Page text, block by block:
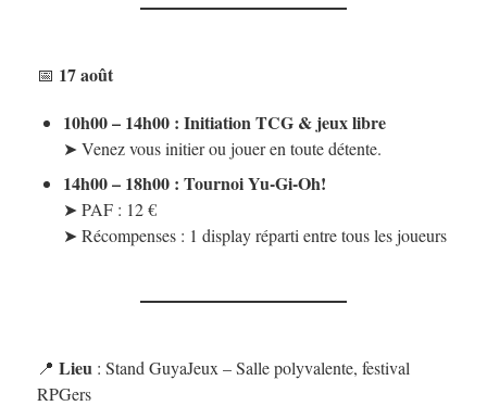
📅 17 août
10h00 – 14h00 : Initiation TCG & jeux libre
➤ Venez vous initier ou jouer en toute détente.
14h00 – 18h00 : Tournoi Yu-Gi-Oh!
➤ PAF : 12 €
➤ Récompenses : 1 display réparti entre tous les joueurs
📍 Lieu : Stand GuyaJeux – Salle polyvalente, festival
RPGers